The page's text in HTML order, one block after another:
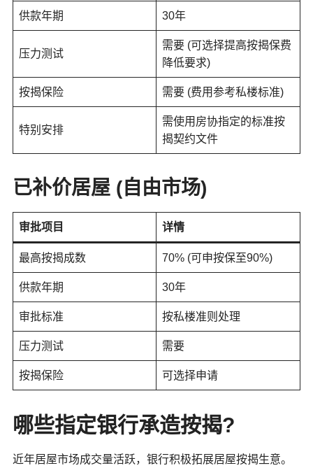
供款年期 30年
压力测试
需要 (可选择提高按揭保费
降低要求)
按揭保险 需要 (费用参考私楼标准)
特别安排
需使用房协指定的标准按
揭契约文件
已补价居屋 (自由市场)
审批项目 详情
最高按揭成数 70% (可申按保至90%)
供款年期 30年
审批标准 按私楼准则处理
压力测试 需要
按揭保险 可选择申请
哪些指定银行承造按揭?
近年居屋市场成交量活跃，银行积极拓展居屋按揭生意。